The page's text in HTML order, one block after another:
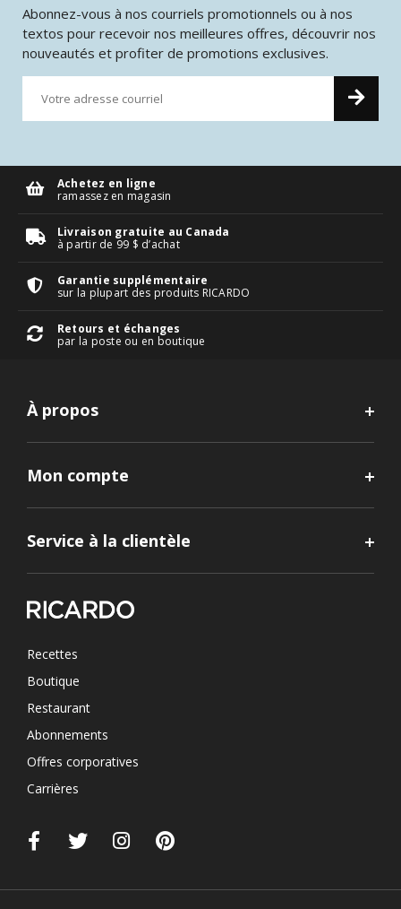
Abonnez-vous à nos courriels promotionnels ou à nos
textos pour recevoir nos meilleures offres, découvrir nos
nouveautés et profiter de promotions exclusives.
Achetez en ligne
ramassez en magasin
Livraison gratuite au Canada
à partir de 99 $ d’achat
Garantie supplémentaire
sur la plupart des produits RICARDO
Retours et échanges
par la poste ou en boutique
À propos
Mon compte
Service à la clientèle
Recettes
Boutique
Restaurant
Abonnements
Offres corporatives
Carrières